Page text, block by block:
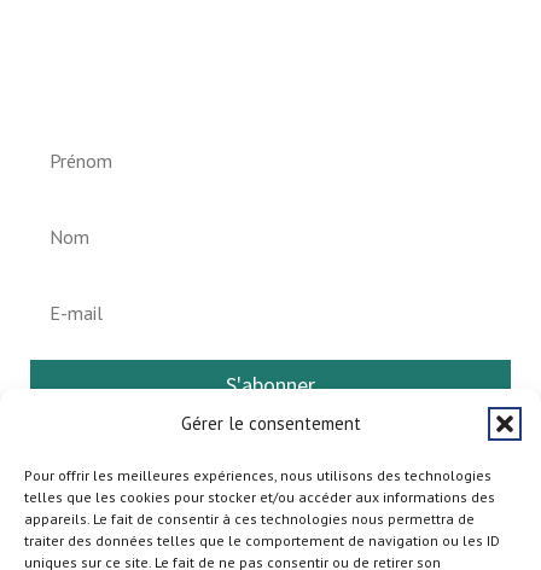
Gérer le consentement
Pour offrir les meilleures expériences, nous utilisons des technologies
telles que les cookies pour stocker et/ou accéder aux informations des
appareils. Le fait de consentir à ces technologies nous permettra de
traiter des données telles que le comportement de navigation ou les ID
uniques sur ce site. Le fait de ne pas consentir ou de retirer son
S'abonner